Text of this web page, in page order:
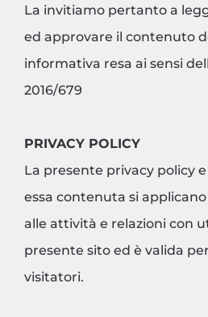
La invitiamo pertanto a
ed approvare il contenuto
informativa resa ai sensi
2016/679
PRIVACY POLICY
La presente privacy policy
essa contenuta si
alle attività e relazioni con
presente sito ed è valida
visitatori.